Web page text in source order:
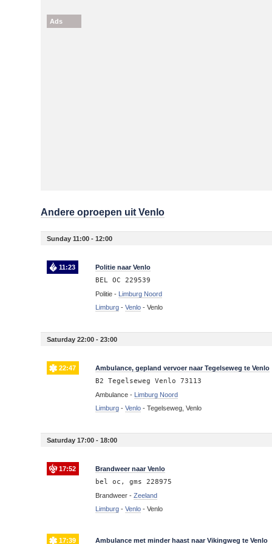
Ads
Andere oproepen uit Venlo
Sunday 11:00 - 12:00
11:23 Politie naar Venlo
BEL OC 229539
Politie - Limburg Noord
Limburg -Venlo -Venlo
Saturday 22:00 - 23:00
22:47 Ambulance, gepland vervoer naar Tegelseweg te Venlo
B2 Tegelseweg Venlo 73113
Ambulance - Limburg Noord
Limburg -Venlo -Tegelseweg, Venlo
Saturday 17:00 - 18:00
17:52 Brandweer naar Venlo
bel oc, gms 228975
Brandweer -Zeeland
Limburg -Venlo -Venlo
17:39 Ambulance met minder haast naar Vikingweg te Venlo